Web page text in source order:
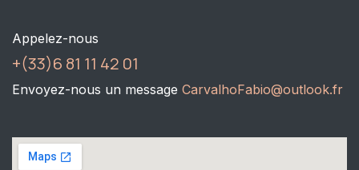
Appelez-nous
+(33)6 81 11 42 01
Envoyez-nous un message CarvalhoFabio@outlook.fr